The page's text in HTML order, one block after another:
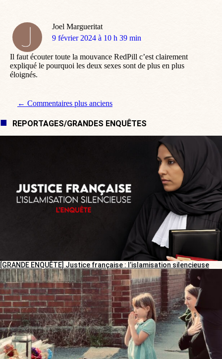
Joel Margueritat
dit
9 février 2024 à 10 h 39 min
Il faut écouter toute la mouvance RedPill c’est clairement
expliqué le pourquoi les deux sexes sont de plus en plus
éloignés.
Navigation de commentaire
← Commentaires plus anciens
REPORTAGES/GRANDES ENQUÊTES
[GRANDE ENQUÊTE] Justice française : l’islamisation silencieuse